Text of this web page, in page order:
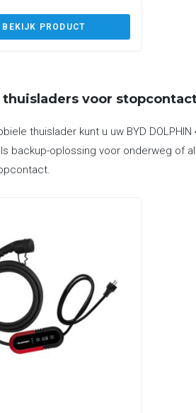
BEKIJK PRODUCT
thuisladers voor
thuislader kunt u uw BYD
backup-oplossing voor onderweg of